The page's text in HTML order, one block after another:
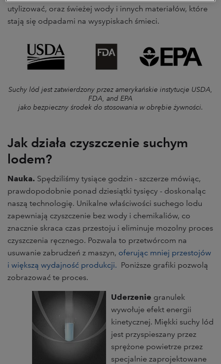
utylizować, oraz świeżej wody i innych materiałów, które
stają się odpadami na wysypiskach śmieci.
Suchy lód jest zatwierdzony przez amerykańskie instytucje USDA,
FDA, and EPA
jako bezpieczny środek do stosowania w obrębie żywności.
Jak działa czyszczenie suchym
lodem?
Nauka. Spędziliśmy tysiące godzin - szczerze mówiąc,
prawdopodobnie ponad dziesiątki tysięcy - doskonaląc
naszą technologię. Unikalne właściwości suchego lodu
zapewniają czyszczenie bez wody i chemikaliów, co
znacznie skraca czas przestoju i eliminuje mozolny proces
czyszczenia ręcznego. Pozwala to przetwórcom na
usuwanie zabrudzeń z maszyn, oferując mniej przestojów
i większą wydajność produkcji. Poniższe grafiki pozwolą
zobrazować te proces.
Uderzenie granulek
wywołuje efekt energii
kinetycznej. Miękki suchy lód
jest przyspieszany przez
sprężone powietrze przez
specjalnie zaprojektowane